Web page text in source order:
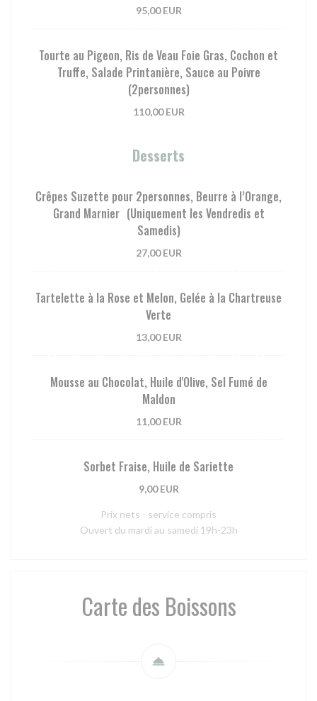
95,00 EUR
Tourte au Pigeon, Ris de Veau Foie Gras, Cochon et
Truffe, Salade Printanière, Sauce au Poivre
(2personnes)
110,00 EUR
Desserts
Crêpes Suzette pour 2personnes, Beurre à l’Orange,
Grand Marnier (Uniquement les Vendredis et
Samedis)
27,00 EUR
Tartelette à la Rose et Melon, Gelée à la Chartreuse
Verte
13,00 EUR
Mousse au Chocolat, Huile d'Olive, Sel Fumé de
Maldon
11,00 EUR
Sorbet Fraise, Huile de Sariette
9,00 EUR
Prix nets - service compris
Ouvert du mardi au samedi 19h-23h
Carte des Boissons